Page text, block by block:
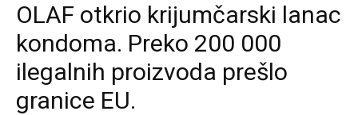
OLAF otkrio krijumčarski lanac
kondoma. Preko 200 000
ilegalnih proizvoda prešlo
granice EU.